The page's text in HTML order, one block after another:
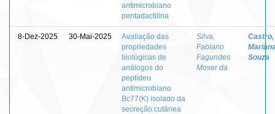
antimicrobiano
pentadactilina
8-Dez-2025 30-Mai-2025
Avaliação das
propriedades
biológicas de
análogos do
peptídeo
antimicrobiano
Bc77(K) isolado da
secreção cutânea
Silva,
Fabiano
Fagundes
Moser da
Castro,
Souza